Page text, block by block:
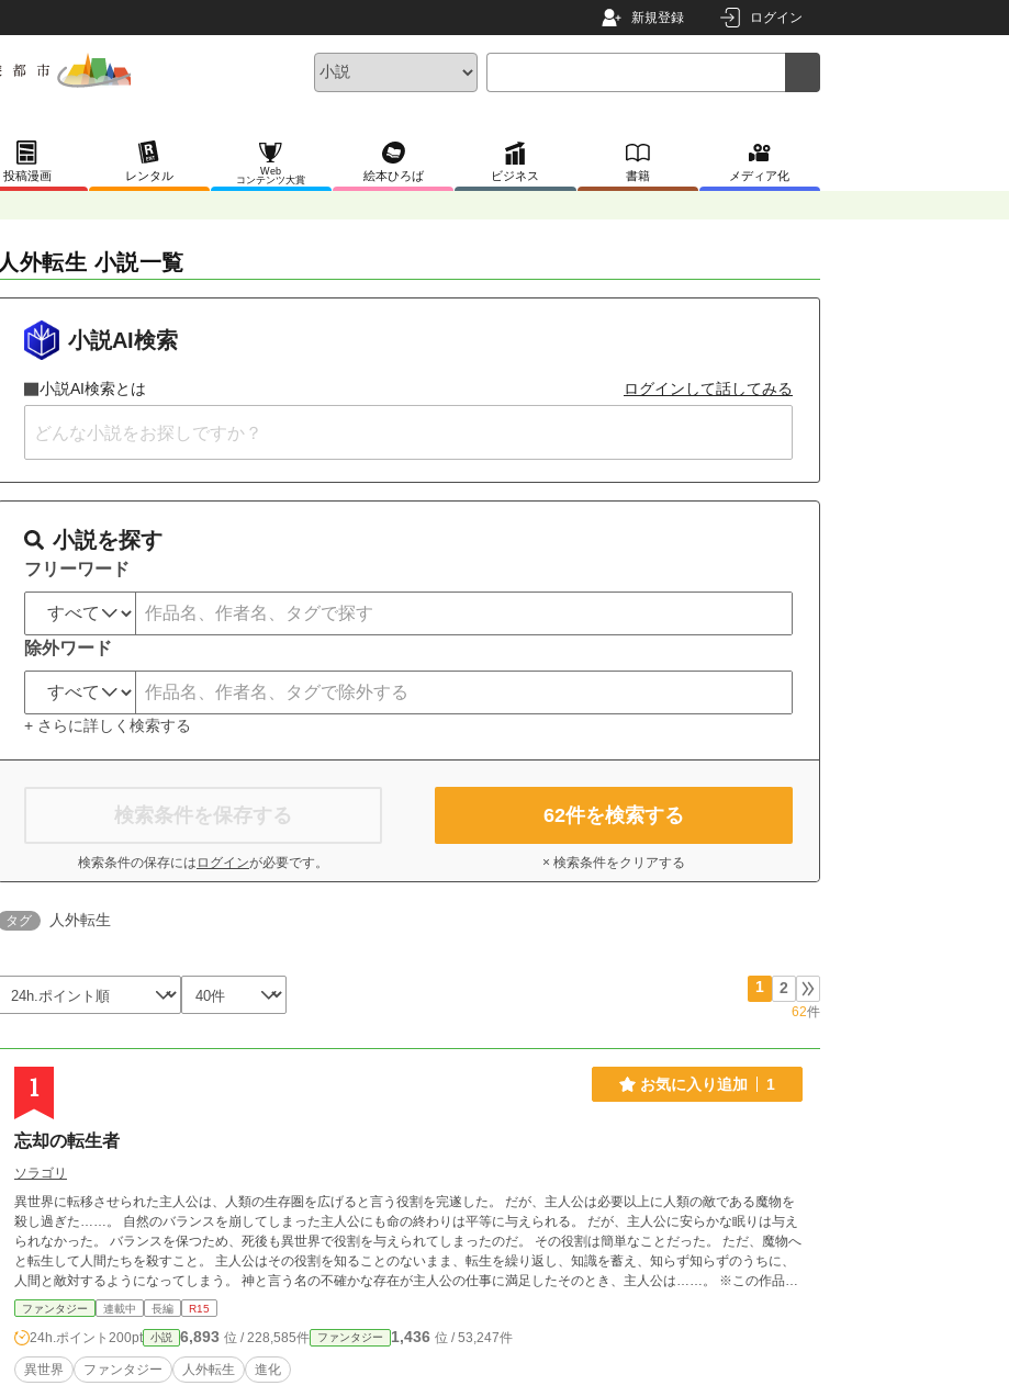
新規登録 ログイン
投稿漫画 レンタル
Web
コンテンツ大賞
絵本ひろば ビジネス 書籍 メディア化
人外転生 小説一覧
小説AI検索
小説AI検索とは ログインして話してみる
小説を探す
フリーワード
除外ワード
+ さらに詳しく検索する
検索条件を保存する
検索条件の保存には ログインが必要です。
62件を検索する
× 検索条件をクリアする
タグ 人外転生
1 2
62件
1 お気に入り追加 1
忘却の転生者
ソラゴリ
異世界に転移させられた主人公は、人類の生存圏を広げると言う役割を完遂した。 だが、主人公は必要以上に人類の敵である魔物を
殺し過ぎた……。 自然のバランスを崩してしまった主人公にも命の終わりは平等に与えられる。 だが、主人公に安らかな眠りは与え
られなかった。 バランスを保つため、死後も異世界で役割を与えられてしまったのだ。 その役割は簡単なことだった。 ただ、魔物へ
と転生して人間たちを殺すこと。 主人公はその役割を知ることのないまま、転生を繰り返し、知識を蓄え、知らず知らずのうちに、
人間と敵対するようになってしまう。 神と言う名の不確かな存在が主人公の仕事に満足したそのとき、主人公は……。 ※この作品
は、カクヨム様でも公開しております。
ファンタジー 連載中 長編 R15
24h.ポイント 200pt 小説 6,893 位 / 228,585件 ファンタジー 1,436 位 / 53,247件
異世界 ファンタジー 人外転生 進化